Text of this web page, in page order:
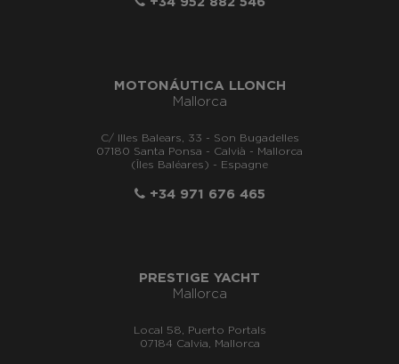
MOTONÁUTICA LLONCH
Mallorca
C/ Illes Balears, 33 - Son Bugadelles
07180 Santa Ponsa - Calvià - Mallorca
(Îles Baléares) - Espagne
+34 971 676 465
PRESTIGE YACHT
Mallorca
Local 58, Puerto Portals
07184 Calvia, Mallorca